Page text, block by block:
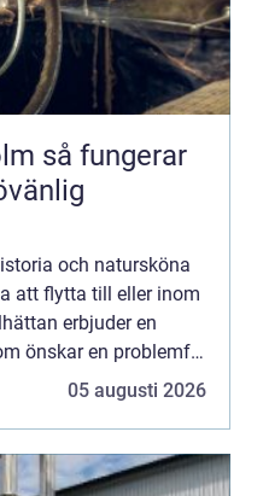
och natursköna
att flytta till eller inom
erbjuder en
önskar en problemfri
05 augusti 2026